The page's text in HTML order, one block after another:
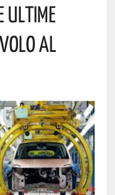
Ultime
Al